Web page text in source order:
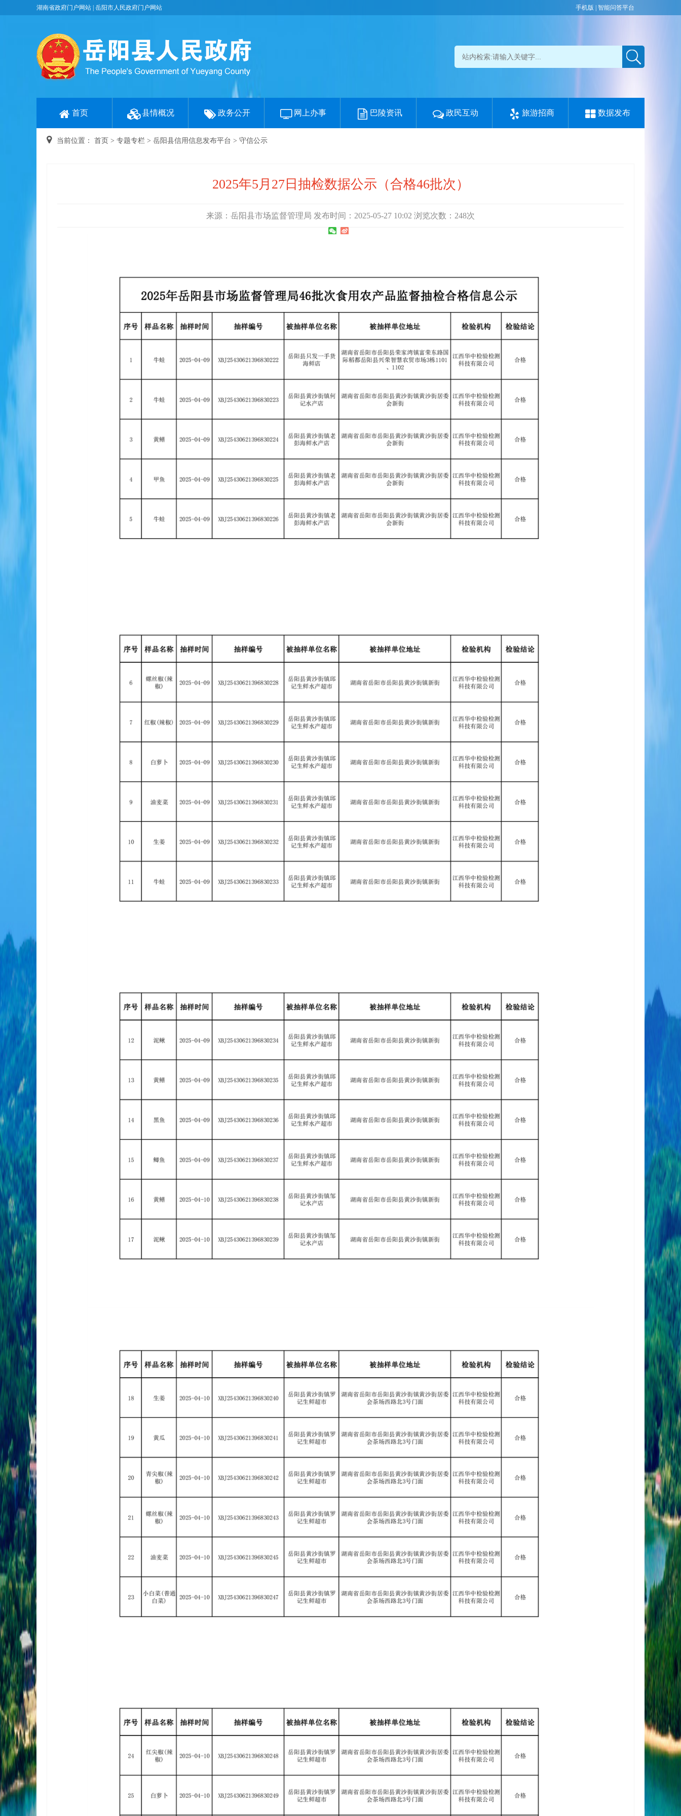
湖南省政府门户网站 岳阳市人民政府门户网站 手机版 智能问答平台
首页 县情概况 政务公开 网上办事 巴陵资讯 政民互动 旅游招商 数据发布
当前位置： 首页 > 专题专栏 > 岳阳县信用信息发布平台 > 守信公示
2025年5月27日抽检数据公示（合格46批次）
来源：岳阳县市场监督管理局 发布时间：2025-05-27 10:02 浏览次数： 248次